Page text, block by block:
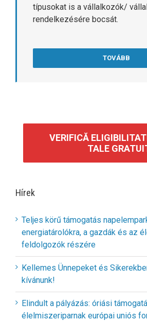
típusokat is a vállalkozók/
rendelkezésére bocsát.
TOVÁBB
VERIFICĂ
TALE
Hírek
Teljes körű támogatás
energiatárolókra, a gazdák és az
feldolgozók részére
Kellemes Ünnepeket és
kívánunk!
Elindult a pályázás: óriási
élelmiszeriparnak európai uniós